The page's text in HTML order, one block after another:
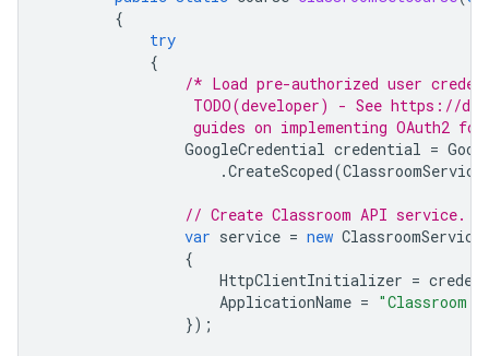
{
try
{
/* Load pre-authorized user
TODO(developer) - See https://
guides on implementing OAuth2
GoogleCredential credential =
.CreateScoped(ClassroomService
// Create Classroom API service.
var service = new ClassroomService
{
HttpClientInitializer =
ApplicationName = "Classroom
});